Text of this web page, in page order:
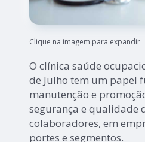
Clique na imagem para expandir
O clínica saúde
de Julho tem um papel
manutenção e
segurança e qualidade
colaboradores, em
portes e segmentos.